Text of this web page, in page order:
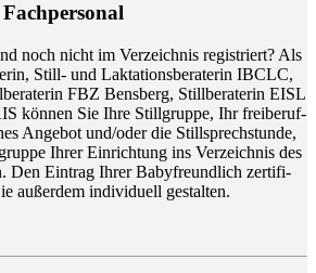
noch nicht im Ver­zeich­nis regis­triert? Als
Still- und Lak­ta­ti­ons­be­ra­te­rin IBCLC,
FBZ Bens­berg, Still­be­ra­te­rin EISL
kön­nen Sie Ihre Still­grup­pe, Ihr frei­be­ruf­
Ange­bot und/oder die Still­sprech­stun­de,
Ihrer Ein­rich­tung ins Ver­zeich­nis des
Den Ein­trag Ihrer Baby­freund­lich zer­ti­fi­
außer­dem indi­vi­du­ell gestalten.